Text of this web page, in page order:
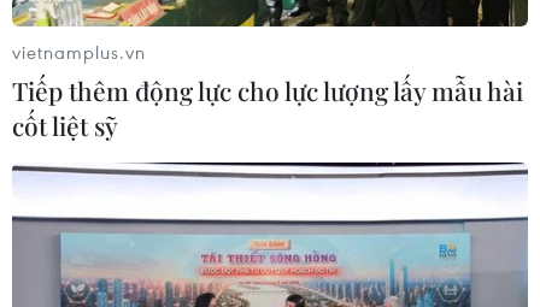
TIN CÙNG CHUYÊN MỤC
Ninh Bình phê duyệt hơn 500 tỷ
đồng xây dựng nhà chung cư cho
thuê
vietnamplus.vn
Tiếp thêm động lực cho lực lượng lấy mẫu hài
cốt liệt sỹ